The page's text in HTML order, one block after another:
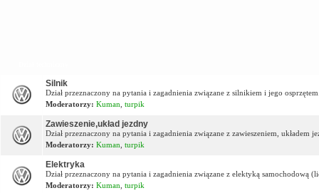
Silnik
Dział przeznaczony na pytania i zagadnienia związane z silnikiem i jego
Moderatorzy: Kuman turpik
Zawieszenie,układ jezdny
Dział przeznaczony na pytania i zagadnienia związane z zawieszeniem, układem
Moderatorzy: Kuman turpik
Elektryka
Dział przeznaczony na pytania i zagadnienia związane z elektyką samochodową
Moderatorzy: Kuman turpik